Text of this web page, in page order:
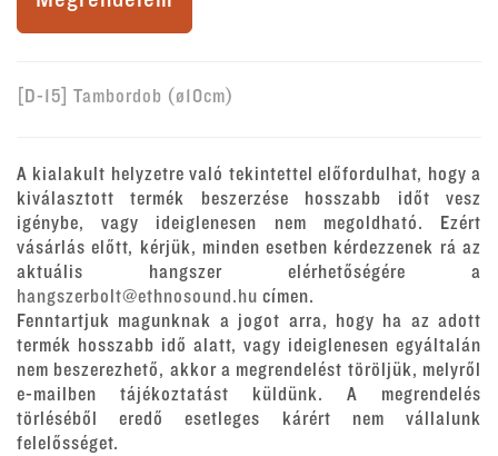
[D-15] Tambordob (ø10cm)
A kialakult helyzetre való tekintettel előfordulhat, hogy a
kiválasztott termék beszerzése hosszabb időt vesz
igénybe, vagy ideiglenesen nem megoldható. Ezért
vásárlás előtt, kérjük, minden esetben kérdezzenek rá az
aktuális hangszer elérhetőségére a
hangszerbolt@ethnosound.hu címen.
Fenntartjuk magunknak a jogot arra, hogy ha az adott
termék hosszabb idő alatt, vagy ideiglenesen egyáltalán
nem beszerezhető, akkor a megrendelést töröljük, melyről
e-mailben tájékoztatást küldünk. A megrendelés
törléséből eredő esetleges kárért nem vállalunk
felelősséget.